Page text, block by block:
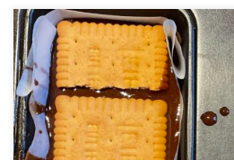
[…]